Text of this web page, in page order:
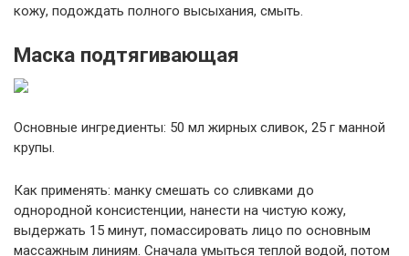
кожу, подождать полного высыхания, смыть.
Маска подтягивающая
Основные ингредиенты: 50 мл жирных сливок, 25 г манной
крупы.
Как применять: манку смешать со сливками до
однородной консистенции, нанести на чистую кожу,
выдержать 15 минут, помассировать лицо по основным
массажным линиям. Сначала умыться теплой водой, потом